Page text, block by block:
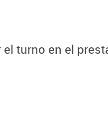
turno en el